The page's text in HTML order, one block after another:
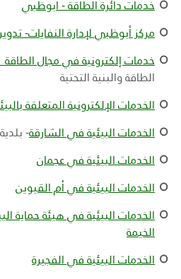
خدمات دائرة الطاقة - أبوظبي
مركز أبوظبي لإدارة النفايات- تدوير
خدمات إلكترونية في مجال الطاقة
الطاقة والبنية التحتية
الخدمات الإلكترونية المتعلقة
الخدمات البيئية في الشارقة-
الخدمات البيئية في عجمان
الخدمات البيئية في أم القيوين
الخدمات البيئية في هيئة حماية
الخيمة
الخدمات البيئية في الفجيرة